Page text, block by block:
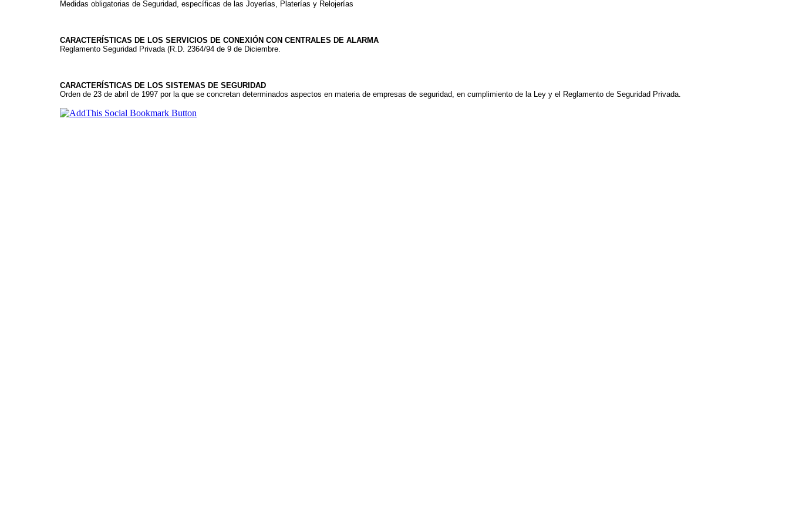
Medidas obligatorias de Seguridad, específicas de las Joyerías, Platerías y Relojerías
CARACTERÍSTICAS DE LOS SERVICIOS DE CONEXIÓN CON CENTRALES DE ALARMA
Reglamento Seguridad Privada (R.D. 2364/94 de 9 de Diciembre.
CARACTERÍSTICAS DE LOS SISTEMAS DE SEGURIDAD
Orden de 23 de abril de 1997 por la que se concretan determinados aspectos en materia de empresas de seguridad, en cumplimiento de la Ley y el Reglamento de Seguridad Privada.